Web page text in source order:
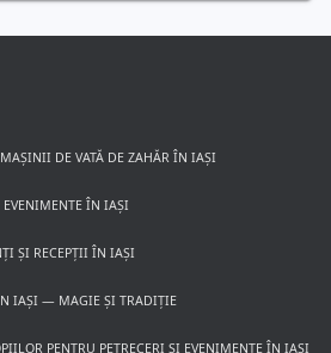
DE VATĂ DE ZAHĂR ÎN IAȘI
ÎN IAȘI
ȘI RECEPȚII ÎN IAȘI
IAȘI — MAGIE ȘI TRADIȚIE
PENTRU PETRECERI ȘI EVENIMENTE ÎN IAȘI